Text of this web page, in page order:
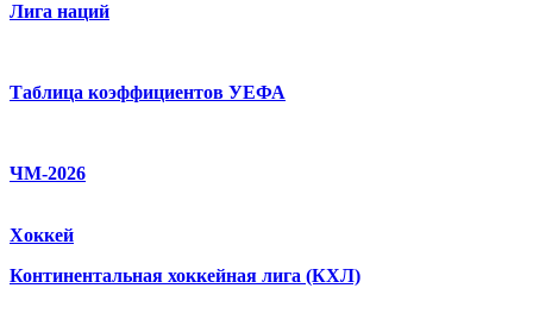
Лига наций
Таблица коэффициентов УЕФА
ЧМ-2026
Хоккей
Континентальная хоккейная лига (КХЛ)